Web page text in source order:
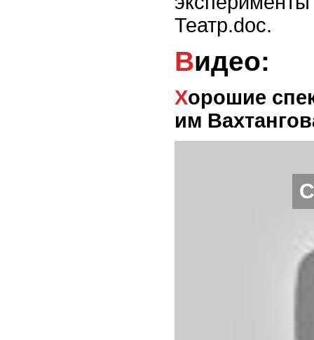
Театр.doc.
Видео:
Хорошие спектакли. Обычное дело театр
им